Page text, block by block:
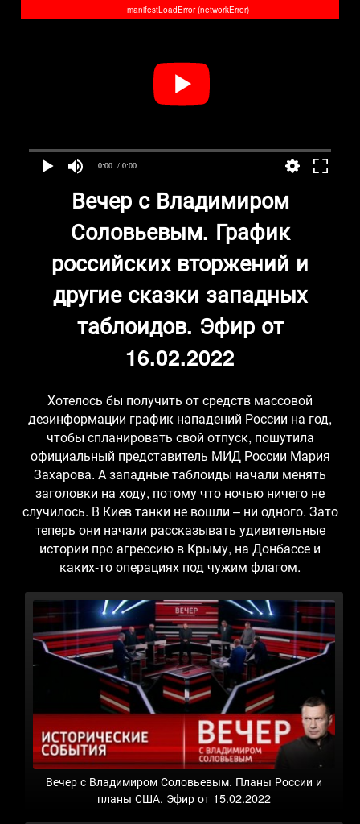
0:00 / 0:00
manifestLoadError (networkError)
Вечер с Владимиром
Соловьевым. График
российских вторжений и
другие сказки западных
таблоидов. Эфир от
16.02.2022
Хотелось бы получить от средств массовой
дезинформации график нападений России на год,
чтобы спланировать свой отпуск, пошутила
официальный представитель МИД России Мария
Захарова. А западные таблоиды начали менять
заголовки на ходу, потому что ночью ничего не
случилось. В Киев танки не вошли – ни одного. Зато
теперь они начали рассказывать удивительные
истории про агрессию в Крыму, на Донбассе и
каких-то операциях под чужим флагом.
Вечер с Владимиром Соловьевым. Планы России и
планы США. Эфир от 15.02.2022